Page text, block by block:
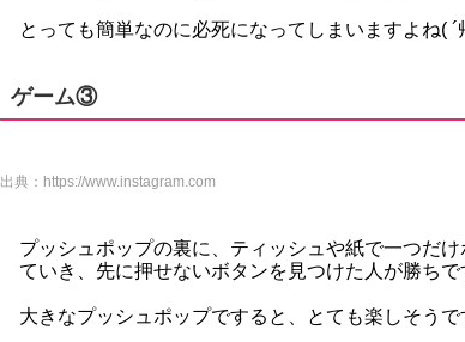
とっても簡単なのに必死になってしまいますよね( ´
ゲーム③
出典： https://www.instagram.com
プッシュポップの裏に、ティッシュや紙で一つだ
ていき、先に押せないボタンを見つけた人が勝ちで
大きなプッシュポップですると、とても楽しそう